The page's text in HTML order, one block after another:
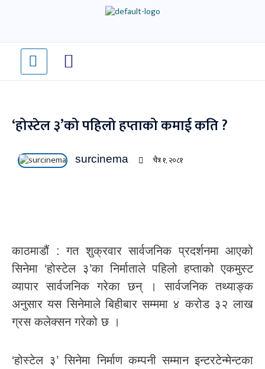
‘होस्टेल ३’को पहिलो हप्ताको कमाई कति ?
surcinema चैत्र १, २०८१
काठमाडौं : गत शुक्रवार सार्वजनिक प्रदर्शनमा आएको
सिनेमा ‘होस्टेल ३’का निर्माताले पहिलो हप्ताको एकमुस्ट
व्यापार सार्वजनिक गरेका छन् । सार्वजनिक तथ्याङ्क
अनुसार यस सिनेमाले बिहीबार सम्ममा ४ करोड ३२ लाख
ग्रस कलेक्सन गरेको छ ।
‘होस्टेल ३’ सिनेमा निर्माण कम्पनी सम्मान इन्टरटेन्मेन्टका